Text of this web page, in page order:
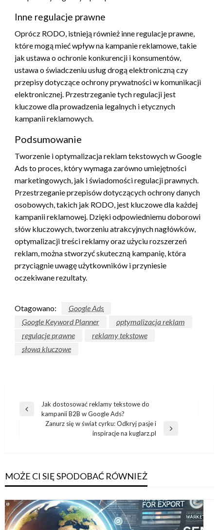
Inne regulacje prawne
Oprócz RODO, istnieją również inne regulacje prawne,
które mogą mieć wpływ na kampanie reklamowe, takie
jak ustawa o ochronie konkurencji i konsumentów,
ustawa o świadczeniu usług drogą elektroniczną czy
przepisy dotyczące ochrony prywatności w komunikacji
elektronicznej. Przestrzeganie tych regulacji jest
kluczowe dla prowadzenia legalnych i etycznych
kampanii reklamowych.
Podsumowanie
Tworzenie i optymalizacja reklam tekstowych w Google
Ads to proces, który wymaga zarówno umiejętności
marketingowych, jak i świadomości regulacji prawnych.
Przestrzeganie przepisów dotyczących ochrony danych
osobowych, takich jak RODO, jest kluczowe dla każdej
kampanii reklamowej. Dzięki odpowiedniemu doborowi
słów kluczowych, tworzeniu atrakcyjnych nagłówków,
optymalizacji treści reklamy oraz użyciu rozszerzeń
reklam, można stworzyć skuteczną kampanię, która
przyciągnie uwagę użytkowników i przyniesie
oczekiwane rezultaty.
Otagowano:
Google Ads
Google Keyword Planner
optymalizacja reklam
regulacje prawne
reklamy tekstowe
słowa kluczowe
Nawigacja
wpisu
Poprzedni
Jak dostosować reklamy tekstowe do
kampanii B2B w Google Ads?
Zanurz się w świat cyrku: Odkryj pasje i
inspiracje na kuglarz.pl
MOŻE CI SIĘ SPODOBAĆ RÓWNIEŻ